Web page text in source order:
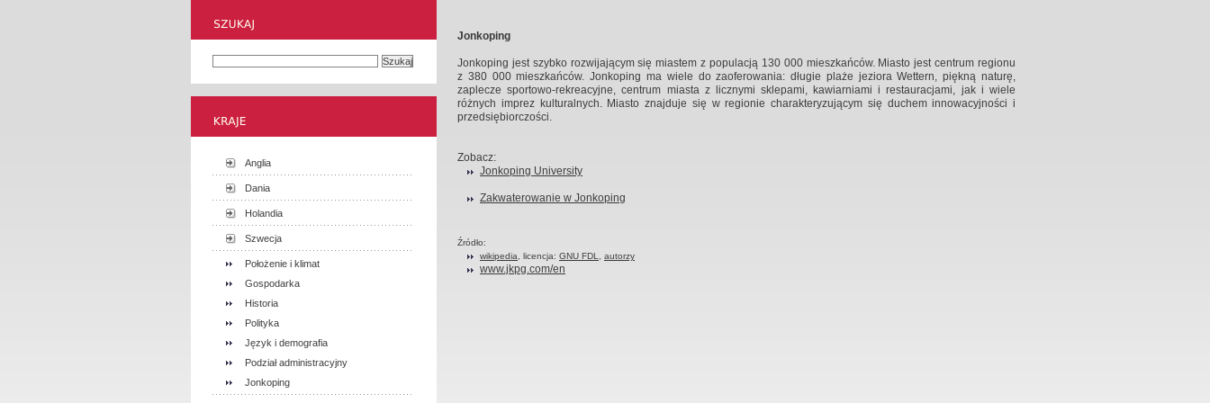
Anglia
Dania
Holandia
Szwecja
Położenie i klimat
Gospodarka
Historia
Polityka
Język i demografia
Podział administracyjny
Jonkoping
Jonkoping
Jonkoping jest szybko rozwijającym się miastem z populacją 130 000 mieszkańców. Miasto jest centrum regionu
z 380 000 mieszkańców. Jonkoping ma wiele do zaoferowania: długie plaże jeziora Wettern, piękną naturę,
zaplecze sportowo-rekreacyjne, centrum miasta z licznymi sklepami, kawiarniami i restauracjami, jak i wiele
różnych imprez kulturalnych. Miasto znajduje się w regionie charakteryzującym się duchem innowacyjności i
przedsiębiorczości.
Zobacz:
Jonkoping University
Zakwaterowanie w Jonkoping
Źródło:
wikipedia , licencja: GNU FDL autorzy
www.jkpg.com/en